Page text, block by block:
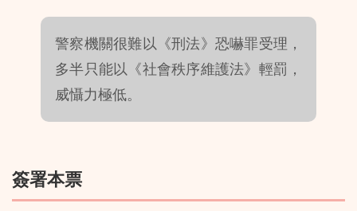
警察機關很難以《刑法》恐嚇罪受理，
多半只能以《社會秩序維護法》輕罰，
威懾力極低。
簽署本票